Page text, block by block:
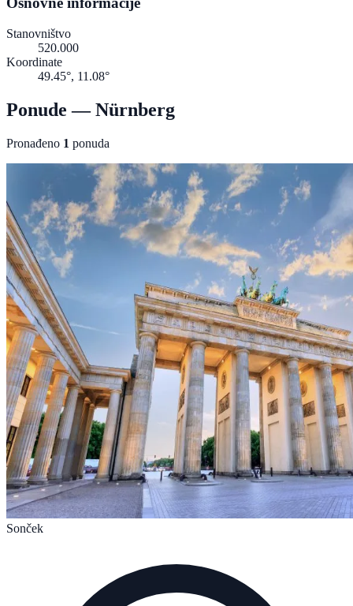
Stanovništvo
520.000
Koordinate
49.45°, 11.08°
Ponude — Nürnberg
Pronađeno 1 ponuda
Sonček